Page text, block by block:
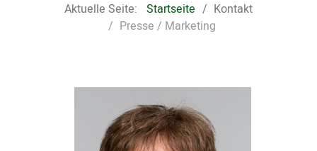
Aktuelle Seite: Startseite
Kontakt
Presse / Marketing